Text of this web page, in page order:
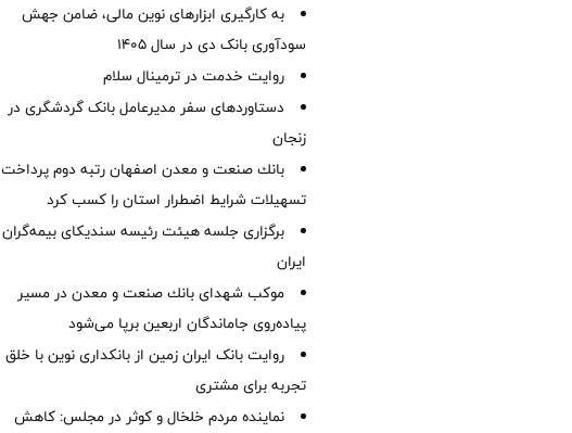
به کارگیری ابزارهای نوین مالی، ضامن جهش
سودآوری بانک دی در سال 1405
روایت خدمت در ترمینال سلام
دستاوردهای سفر مدیرعامل بانک گردشگری در
زنجان
بانك صنعت و معدن اصفهان رتبه دوم پرداخت
تسهیلات شرایط اضطرار استان را كسب كرد
برگزاری جلسه هیئت رئیسه سندیکای بیمه‌گران
ایران
موكب شهدای بانك صنعت و معدن در مسیر
پیاده‌روی جاماندگان اربعین برپا می‌شود
روایت بانک ایران زمین از بانکداری نوین با خلق
تجربه برای مشتری
نماینده مردم خلخال و کوثر در مجلس: کاهش